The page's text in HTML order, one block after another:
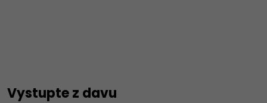
Vystupte z davu